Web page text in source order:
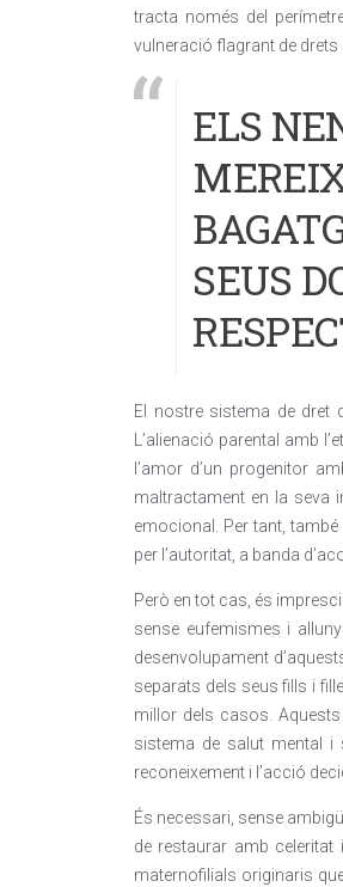
tracta només del
vulneració flagrant de drets
ELS
SEUS
El nostre sistema de dret
L’alienació parental amb
l’amor d’un progenitor
maltractament en la seva
emocional. Per tant,
per l’autoritat, a banda
Però en tot cas, és
sense eufemismes i
desenvolupament
separats dels seus fills i
millor dels casos.
sistema de salut mental i
reconeixement i l’acció
És necessari, sense
de restaurar amb celeritat
maternofilials originaris